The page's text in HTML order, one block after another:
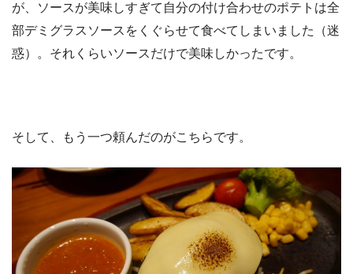
が、ソースが美味しすぎて自分の付け合わせのポテトは全
部デミグラスソースをくぐらせて食べてしまいました（迷
惑）。それくらいソースだけで美味しかったです。
そして、もう一つ頼んだのがこちらです。